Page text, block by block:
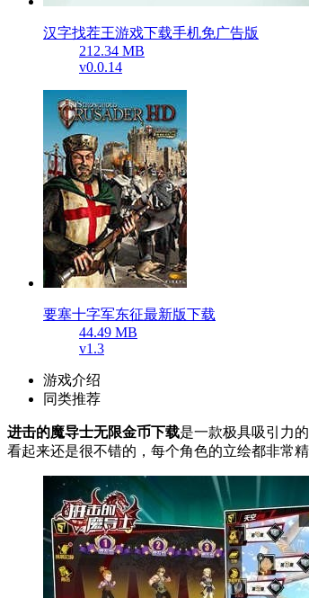
汉字找茬王游戏下载手机免广告版
212.34 MB
v0.0.14
要塞十字军东征最新版下载
44.49 MB
v1.3
游戏介绍
同类推荐
进击的魔导士无限金币下载是一款极具吸引力
看起来还是很不错的，每个角色的立绘都非常